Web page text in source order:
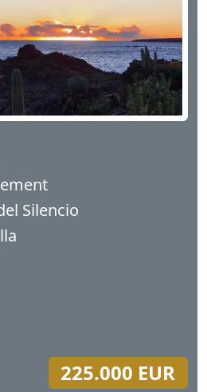
Silencio
225.000 EUR